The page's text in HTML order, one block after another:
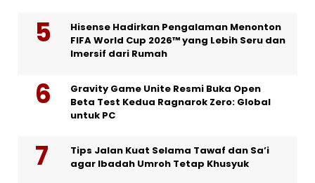
Hisense Hadirkan Pengalaman Menonton
FIFA World Cup 2026™ yang Lebih Seru dan
Imersif dari Rumah
Gravity Game Unite Resmi Buka Open
Beta Test Kedua Ragnarok Zero: Global
untuk PC
Tips Jalan Kuat Selama Tawaf dan Sa’i
agar Ibadah Umroh Tetap Khusyuk